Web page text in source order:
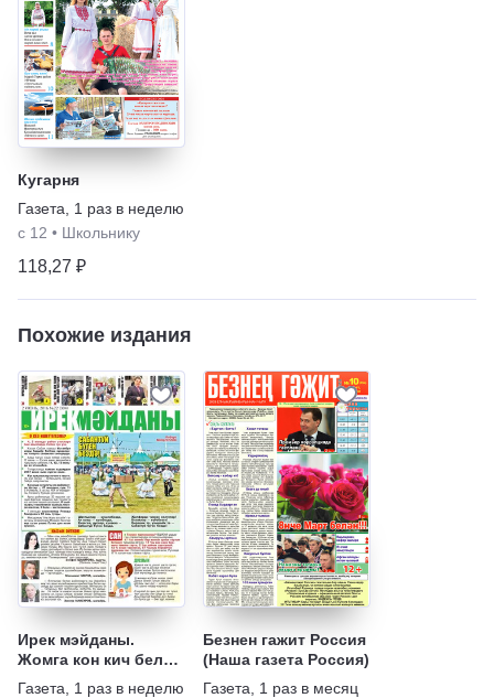
Кугарня
Газета
1 раз в неделю
с 12 • Школьнику
118,27 ₽
Похожие издания
Ирек мэйданы.
Жомга кон кич белэн
(на татарском языке)
Газета
1 раз в неделю
Безнен гажит Россия
(Наша газета Россия)
Газета
1 раз в месяц